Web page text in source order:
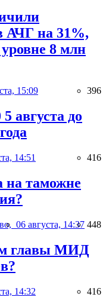
АЧГ на 31%,
8 млн
15:09 396
августа до
14:51 416
на таможне
06 августа, 14:37 448
главы МИД
14:32 416